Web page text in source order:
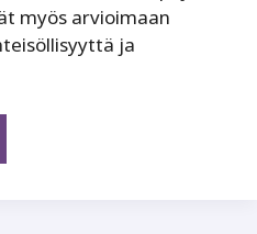
myös arvioimaan
ja